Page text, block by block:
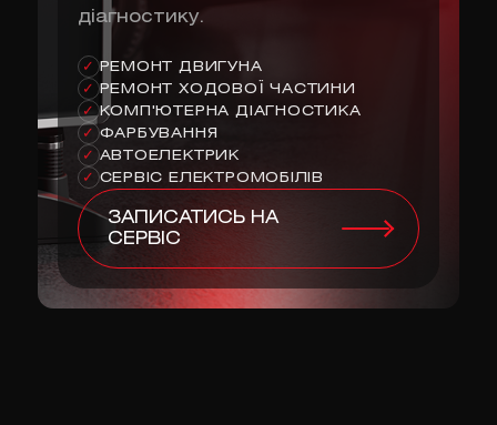
діагностику.
✓ РЕМОНТ ДВИГУНА
✓ РЕМОНТ ХОДОВОЇ ЧАСТИНИ
✓ КОМП'ЮТЕРНА ДІАГНОСТИКА
✓ ФАРБУВАННЯ
✓ АВТОЕЛЕКТРИК
✓ СЕРВІС ЕЛЕКТРОМОБІЛІВ
ЗАПИСАТИСЬ НА
СЕРВІС